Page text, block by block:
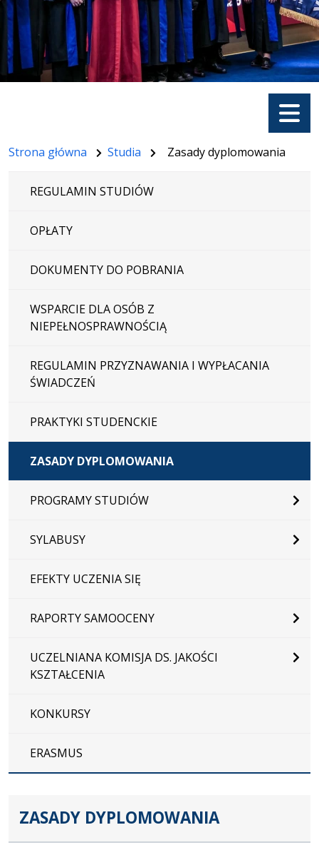
Menu
Strona główna Studia Zasady dyplomowania
REGULAMIN STUDIÓW
OPŁATY
DOKUMENTY DO POBRANIA
WSPARCIE DLA OSÓB Z
NIEPEŁNOSPRAWNOŚCIĄ
REGULAMIN PRZYZNAWANIA I WYPŁACANIA
ŚWIADCZEŃ
PRAKTYKI STUDENCKIE
ZASADY DYPLOMOWANIA
PROGRAMY STUDIÓW
SYLABUSY
EFEKTY UCZENIA SIĘ
RAPORTY SAMOOCENY
UCZELNIANA KOMISJA DS. JAKOŚCI
KSZTAŁCENIA
KONKURSY
ERASMUS
ZASADY DYPLOMOWANIA